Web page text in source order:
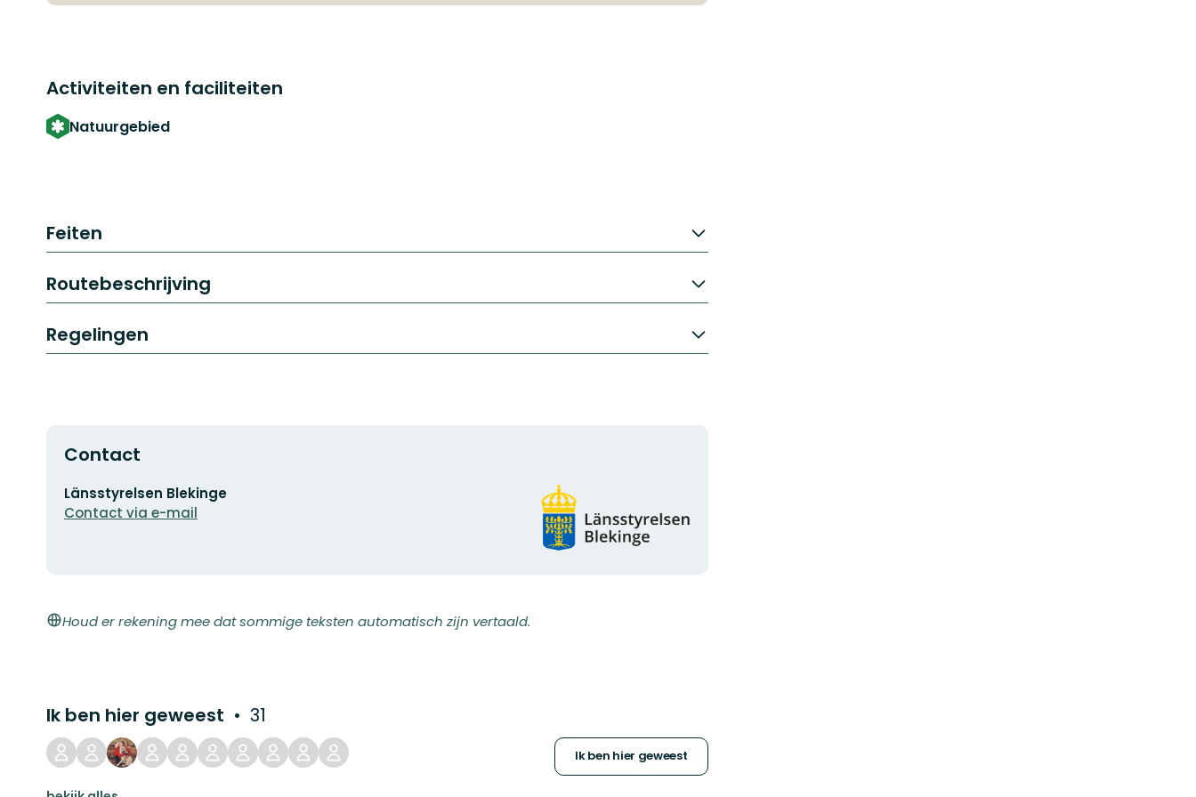
Activiteiten en faciliteiten
Natuurgebied
Feiten
Routebeschrijving
Regelingen
Contact
E-
mailadres
Länsstyrelsen Blekinge
Contact via e-mail
Organisatie-
logotype
Houd er rekening mee dat sommige teksten automatisch zijn vertaald.
Ik ben hier geweest 31
Ik ben hier geweest